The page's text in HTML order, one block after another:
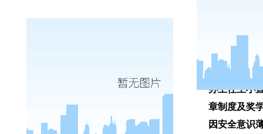
9月22日中
办主任王小
章制度及奖
因安全意识